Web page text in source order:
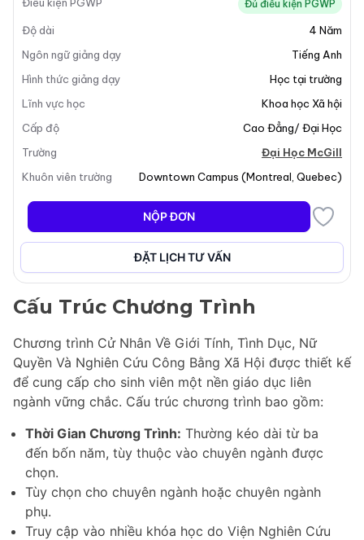
Chương trình
Cử Nhân Về Giới Tính, Tình Dục, Nữ
Quyền Và Nghiên Cứu Công Bằng Xã Hội
tại Đại Học
McGill nhấn mạnh công bằng xã hội như một khái
và nữ quyền. Chương trình liên ngành này tích hợp
nghiên cứu về chủng tộc, nghiên cứu về khuyết tật và
nghiên cứu về người bản địa, cung cấp một khung
toàn diện để xem xét những chủ đề quan trọng này.
chuyên ngành phụ, đảm bảo một nền giáo dục toàn
diện kết hợp các quan điểm đa dạng về công bằng xã
hội, sự đa dạng và sự hòa nhập, điều này rất cần thiết
để thúc đẩy sự bền vững xã hội.
Cấu Trúc Chương Trình
Chương trình Cử Nhân Về Giới Tính, Tình Dục, Nữ
Quyền Và Nghiên Cứu Công Bằng Xã Hội được thiết kế
để cung cấp cho sinh viên một nền giáo dục liên
ngành vững chắc. Cấu trúc chương trình bao gồm:
Thời Gian Chương Trình: Thường kéo dài từ ba
đến bốn năm, tùy thuộc vào chuyên ngành được
chọn.
Tùy chọn cho chuyên ngành hoặc chuyên ngành
phụ.
Truy cập vào nhiều khóa học do Viện Nghiên Cứu
Đủ điều kiện PGWP
Độ dài 4 Năm
Ngôn ngữ giảng dạy
Tiếng Anh
Hình thức giảng dạy
Học tại trường
Lĩnh vực học
Khoa học Xã hội
Cấp độ
Cao Đẳng/ Đại Học
Trường
Đại Học McGill
Khuôn viên trường
Downtown Campus (Montreal Quebec)
NỘP ĐƠN
ĐẶT LỊCH TƯ VẤN